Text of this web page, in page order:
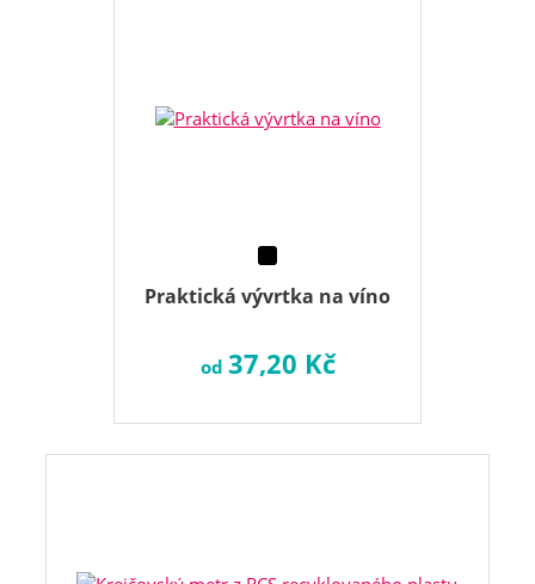
Praktická vývrtka na víno
od 37,20 Kč